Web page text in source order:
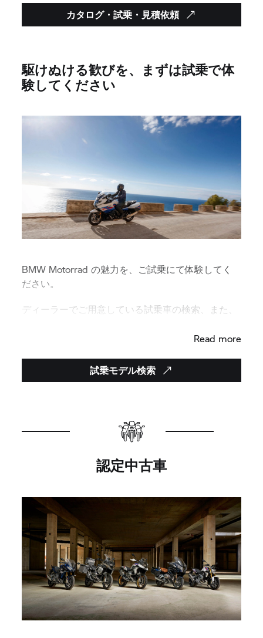
カタログ・試乗・見積依頼
駆けぬける歓びを、まずは試乗で体
験してください
BMW Motorrad の魅力を、ご試乗にて体験してく
ださい。
ディーラーでご用意している試乗車の検索、また、
Read more
試乗モデル検索
認定中古車